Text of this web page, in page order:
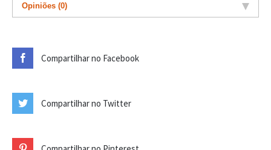
Opiniões (0)
Compartilhar no Facebook
Compartilhar no Twitter